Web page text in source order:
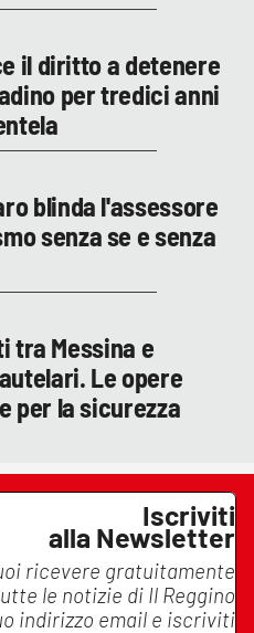
il diritto a detenere
per tredici anni
blinda l'assessore
senza se e senza
tra Messina e
Le opere
per la sicurezza
Iscriviti
alla Newsletter
ricevere gratuitamente
le notizie di Il Reggino
indirizzo email e iscriviti